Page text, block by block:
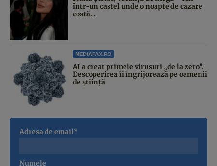
într-un castel unde o noapte de cazare
costă...
MEDIAFAX.RO
AI a creat primele virusuri „de la zero”.
Descoperirea îi îngrijorează pe oamenii
de știință
Adresa de email*
Numele